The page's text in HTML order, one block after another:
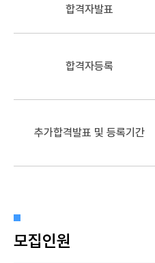
합격자발표
합격자등록
추가합격발표 및 등록기간
모집인원